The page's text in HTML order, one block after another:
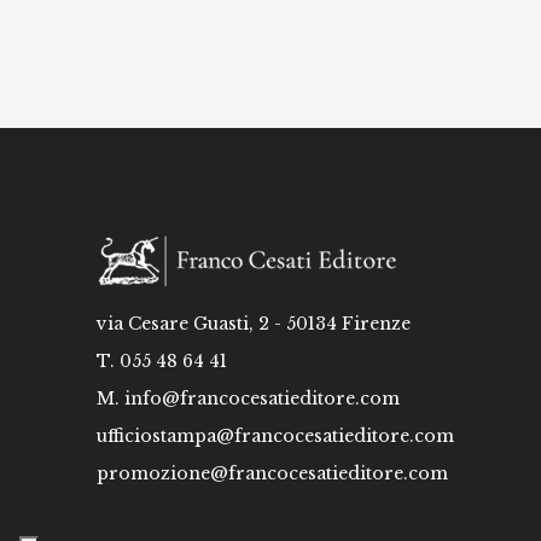
via Cesare Guasti, 2 - 50134 Firenze
T. 055 48 64 41
M. info@francocesatieditore.com
ufficiostampa@francocesatieditore.com
promozione@francocesatieditore.com